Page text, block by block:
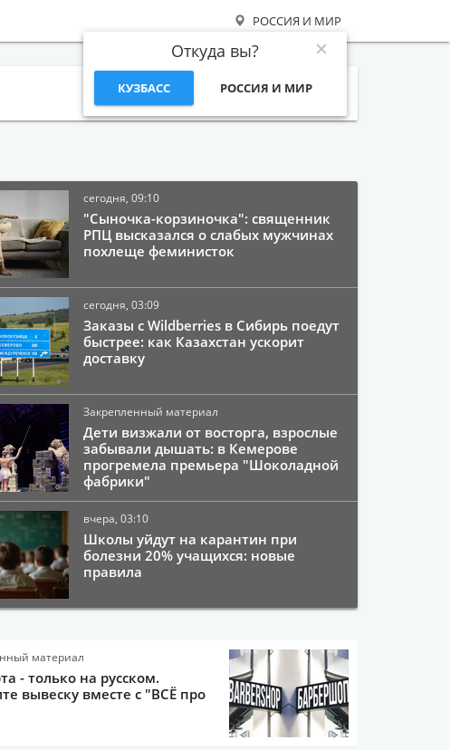
РОССИЯ И МИР
Откуда вы?
КУЗБАСС РОССИЯ И МИР
Поиск
сегодня, 09:10
"Сыночка-корзиночка": священник
РПЦ высказался о слабых мужчинах
похлеще феминисток
сегодня, 03:09
Заказы с Wildberries в Сибирь поедут
быстрее: как Казахстан ускорит
доставку
Закрепленный материал
Дети визжали от восторга, взрослые
забывали дышать: в Кемерове
прогремела премьера "Шоколадной
фабрики"
вчера, 03:10
Школы уйдут на карантин при
болезни 20% учащихся: новые
правила
материал
- только на русском.
вывеску вместе с "ВСЁ про